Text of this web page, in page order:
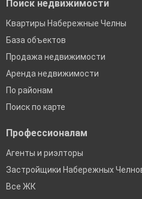
Поиск недвижимости
Квартиры Набережные Челны
База объектов
Продажа недвижимости
Аренда недвижимости
По районам
Поиск по карте
Профессионалам
Агенты и риэлторы
Застройщики Набережных
Все ЖК